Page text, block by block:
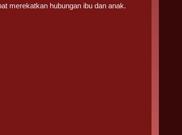
merekatkan hubungan ibu dan anak.